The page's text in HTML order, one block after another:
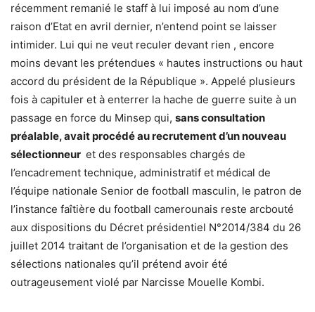
récemment remanié le staff à lui imposé au nom d’une
raison d’Etat en avril dernier, n’entend point se laisser
intimider. Lui qui ne veut reculer devant rien , encore
moins devant les prétendues « hautes instructions ou haut
accord du président de la République ». Appelé plusieurs
fois à capituler et à enterrer la hache de guerre suite à un
passage en force du Minsep qui, sans consultation
préalable, avait procédé au recrutement d’un nouveau
sélectionneur et des responsables chargés de
l’encadrement technique, administratif et médical de
l’équipe nationale Senior de football masculin, le patron de
l’instance faîtière du football camerounais reste arcbouté
aux dispositions du Décret présidentiel N°2014/384 du 26
juillet 2014 traitant de l’organisation et de la gestion des
sélections nationales qu’il prétend avoir été
outrageusement violé par Narcisse Mouelle Kombi.